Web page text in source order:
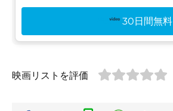
30日間無料
映画リストを評価